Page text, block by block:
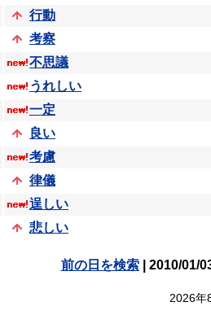
行動
考察
不思議
うれしい
一定
良い
考慮
律儀
逞しい
悲しい
前の日を検索| 2010/01/
2026年